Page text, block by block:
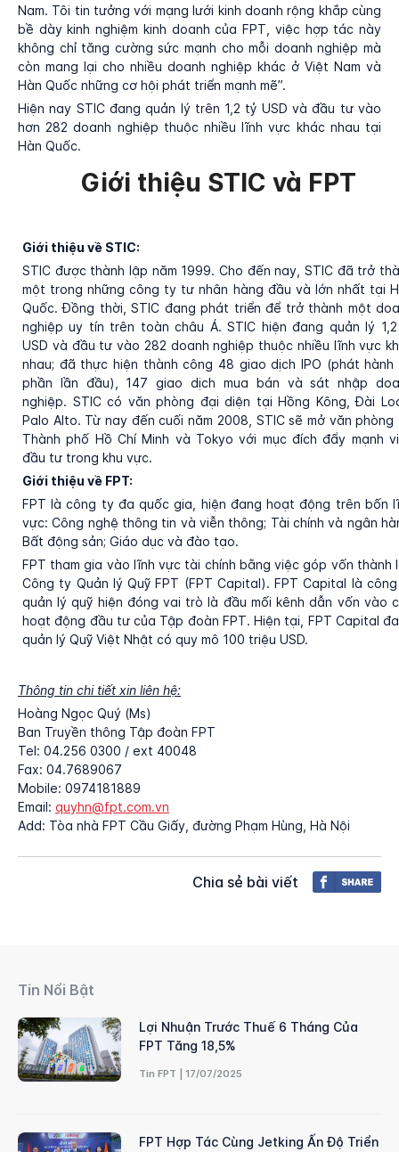
Nam. Tôi tin tưởng với mạng lưới kinh doanh rộng khắp cùng
bề dày kinh nghiệm kinh doanh của FPT, việc hợp tác này
không chỉ tăng cường sức mạnh cho mỗi doanh nghiệp mà
còn mang lại cho nhiều doanh nghiệp khác ở Việt Nam và
Hàn Quốc những cơ hội phát triển mạnh mẽ”.
Hiện nay STIC đang quản lý trên 1,2 tỷ USD và đầu tư vào
hơn 282 doanh nghiệp thuộc nhiều lĩnh vực khác nhau tại
Hàn Quốc.
Giới thiệu STIC và FPT
Giới thiệu về STIC:
STIC được thành lập năm 1999. Cho đến nay, STIC đã trở
một trong những công ty tư nhân hàng đầu và lớn nhất tại
Quốc. Đồng thời, STIC đang phát triển để trở thành một
nghiệp uy tín trên toàn châu Á. STIC hiện đang quản lý
USD và đầu tư vào 282 doanh nghiệp thuộc nhiều lĩnh vực
nhau; đã thực hiện thành công 48 giao dịch IPO (phát hành
phần lần đầu), 147 giao dịch mua bán và sát nhập
nghiệp. STIC có văn phòng đại diện tại Hồng Kông, Đài
Palo Alto. Từ nay đến cuối năm 2008, STIC sẽ mở văn phòng
Thành phố Hồ Chí Minh và Tokyo với mục đích đẩy mạnh
đầu tư trong khu vực.
Giới thiệu về FPT:
FPT là công ty đa quốc gia, hiện đang hoạt động trên bốn
vực: Công nghệ thông tin và viễn thông; Tài chính và ngân
Bất động sản; Giáo dục và đào tạo.
FPT tham gia vào lĩnh vực tài chính bằng việc góp vốn thành
Công ty Quản lý Quỹ FPT (FPT Capital). FPT Capital là
quản lý quỹ hiện đóng vai trò là đầu mối kênh dẫn vốn vào
hoạt động đầu tư của Tập đoàn FPT. Hiện tại, FPT Capital
quản lý Quỹ Việt Nhật có quy mô 100 triệu USD.
Thông tin chi tiết xin liên hệ:
Hoàng Ngọc Quý (Ms)
Ban Truyền thông Tập đoàn FPT
Tel: 04.256 0300 / ext 40048
Fax: 04.7689067
Mobile: 0974181889
Email: quyhn@fpt.com.vn
Add: Tòa nhà FPT Cầu Giấy, đường Phạm Hùng, Hà Nội
Chia sẻ bài viết
Tin Nổi Bật
Lợi Nhuận Trước Thuế 6 Tháng Của
FPT Tăng 18,5%
Tin FPT | 17/07/2025
FPT Hợp Tác Cùng Jetking Ấn Độ Triển